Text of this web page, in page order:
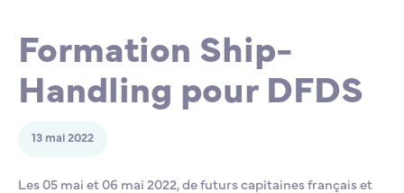
La recherche
L'international
Formation Ship-
Handling pour DFDS
13 mai 2022
Les 05 mai et 06 mai 2022, de futurs capitaines français et